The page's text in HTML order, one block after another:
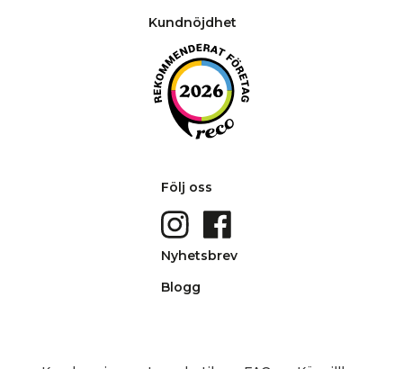
Kundnöjdhet
Följ oss
Nyhetsbrev
Blogg